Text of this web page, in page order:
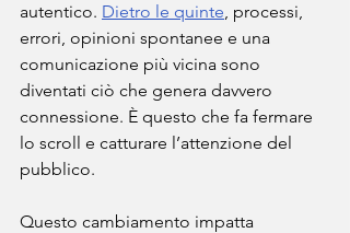
autentico. Dietro le quinte, processi,
errori, opinioni spontanee e una
comunicazione più vicina sono
diventati ciò che genera davvero
connessione. È questo che fa fermare
lo scroll e catturare l’attenzione del
pubblico.
Questo cambiamento impatta